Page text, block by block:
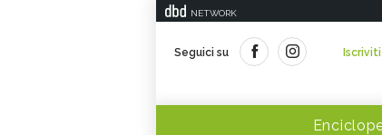
NETWORK
Seguici su Iscriviti